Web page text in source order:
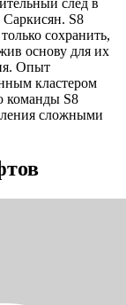
след в
S8
сохранить,
основу для их
Опыт
кластером
команды S8
сложными